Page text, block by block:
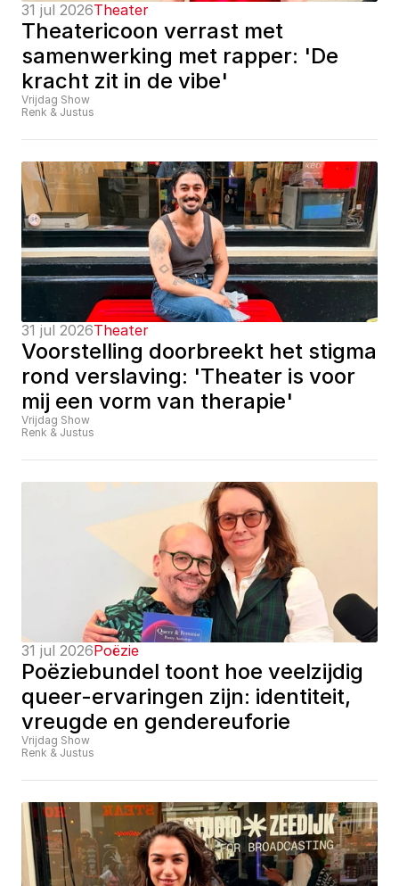
31 jul 2026Theater
Theatericoon verrast met
samenwerking met rapper: 'De
kracht zit in de vibe'
Vrijdag Show
Renk & Justus
31 jul 2026Theater
Voorstelling doorbreekt het stigma
rond verslaving: 'Theater is voor
mij een vorm van therapie'
Vrijdag Show
Renk & Justus
31 jul 2026Poëzie
Poëziebundel toont hoe veelzijdig
queer-ervaringen zijn: identiteit,
vreugde en gendereuforie
Vrijdag Show
Renk & Justus